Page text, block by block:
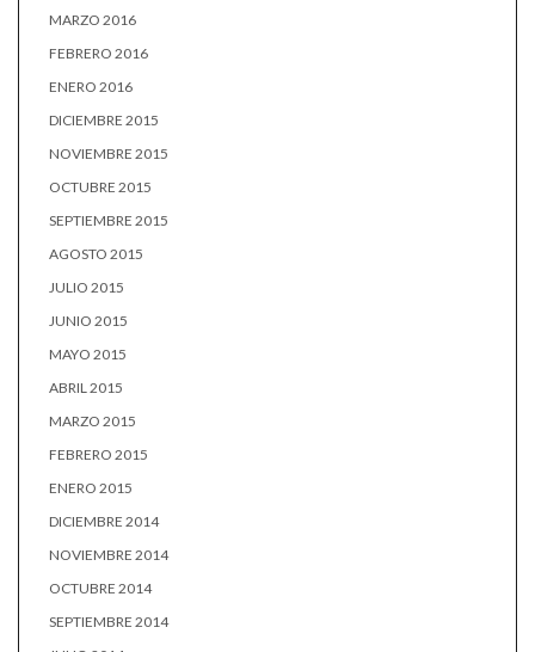
MARZO 2016
FEBRERO 2016
ENERO 2016
DICIEMBRE 2015
NOVIEMBRE 2015
OCTUBRE 2015
SEPTIEMBRE 2015
AGOSTO 2015
JULIO 2015
JUNIO 2015
MAYO 2015
ABRIL 2015
MARZO 2015
FEBRERO 2015
ENERO 2015
DICIEMBRE 2014
NOVIEMBRE 2014
OCTUBRE 2014
SEPTIEMBRE 2014